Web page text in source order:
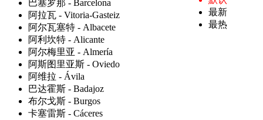
巴塞罗那 - Barcelona
阿拉瓦 - Vitoria-Gasteiz
阿尔瓦塞特 - Albacete
阿利坎特 - Alicante
阿尔梅里亚 - Almería
阿斯图里亚斯 - Oviedo
阿维拉 - Ávila
巴达霍斯 - Badajoz
布尔戈斯 - Burgos
卡塞雷斯 - Cáceres
最新
最热